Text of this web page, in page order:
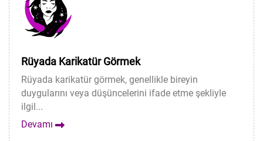
Rüyada Karikatür Görmek
Rüyada karikatür görmek, genellikle bireyin
duygularını veya düşüncelerini ifade etme şekliyle
ilgil...
Devamı